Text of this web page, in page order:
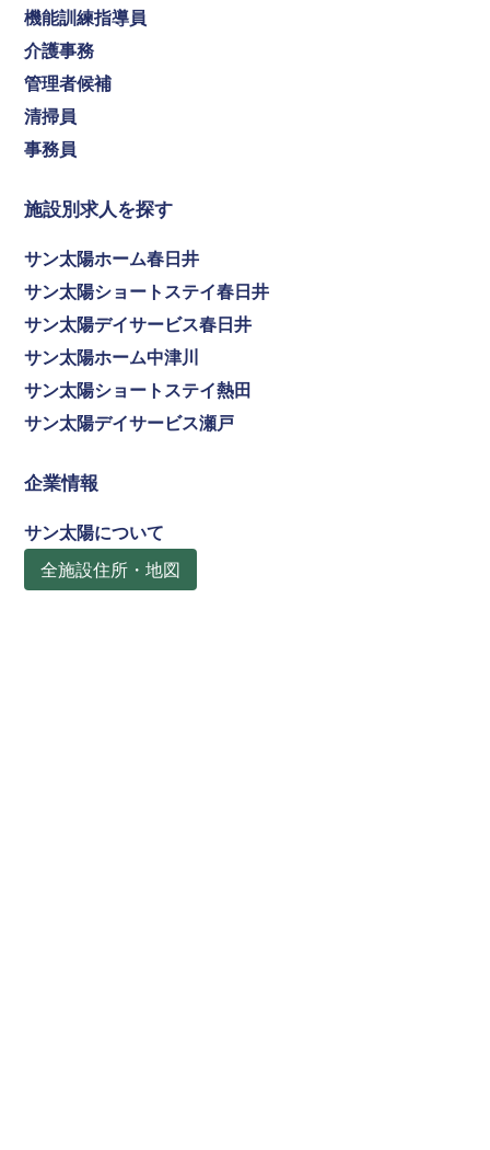
機能訓練指導員
介護事務
管理者候補
清掃員
事務員
施設別求人を探す
サン太陽ホーム春日井
サン太陽ショートステイ春日井
サン太陽デイサービス春日井
サン太陽ホーム中津川
サン太陽ショートステイ熱田
サン太陽デイサービス瀬戸
企業情報
サン太陽について
全施設住所・地図